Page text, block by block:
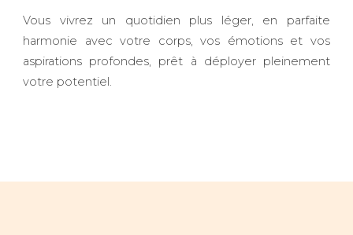
Vous vivrez un quotidien plus léger, en parfaite
harmonie avec votre corps, vos émotions et vos
aspirations profondes, prêt à déployer pleinement
votre potentiel.